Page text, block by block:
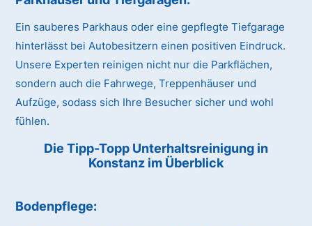
Ein sauberes Parkhaus oder eine gepflegte Tiefgarage
hinterlässt bei Autobesitzern einen positiven Eindruck.
Unsere Experten reinigen nicht nur die Parkflächen,
sondern auch die Fahrwege, Treppenhäuser und
Aufzüge, sodass sich Ihre Besucher sicher und wohl
fühlen.
Die Tipp-Topp Unterhaltsreinigung in
Konstanz im Überblick
Bodenpflege: